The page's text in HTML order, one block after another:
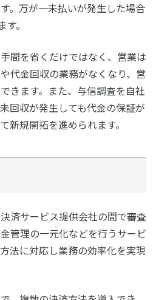
。万が一未払いが発生した場合
。
間を省くだけではなく、営業は
代金回収の業務がなくなり、営
きます。また、与信調査を自社
回収が発生しても代金の保証が
新規開拓を進められます。
済サービス提供会社の間で審査
管理の一元化などを行うサービ
法に対応し業務の効率化を実現